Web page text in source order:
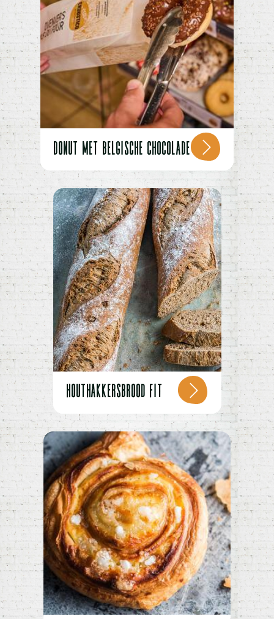
DONUT MET BELGISCHE CHOCOLADE
HOUTHAKKERSBROOD FIT